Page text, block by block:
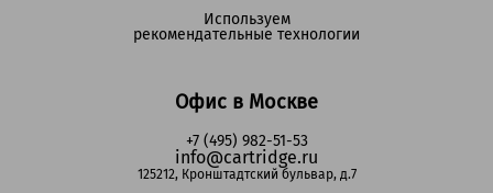
Офис в Москве
+7 (495) 982-51-53
info@cartridge.ru
125212, Кронштадтский бульвар, д.7
Используем
рекомендательные технологии